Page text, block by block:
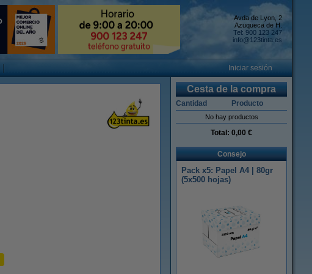
Avda de Lyon, 2
Azuqueca de H.
Tel: 900 123 247
info@123tinta.es
Iniciar sesión
Cesta de la compra
Cantidad Producto
No hay productos
Total: 0,00 €
Consejo
Pack x5: Papel A4 | 80gr
(5x500 hojas)